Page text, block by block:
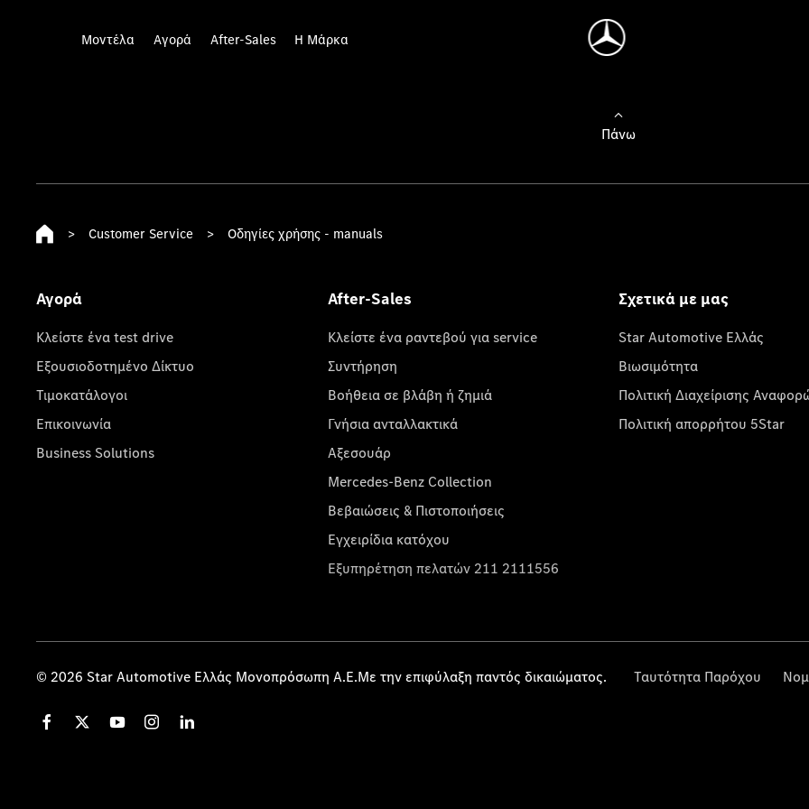
Μοντέλα Αγορά After-Sales Η Μάρκα
Πάνω
> Customer Service > Οδηγίες χρήσης - manuals
Αγορά
Κλείστε ένα test drive
Εξουσιοδοτημένο Δίκτυο
Τιμοκατάλογοι
Επικοινωνία
Business Solutions
After-Sales
Κλείστε ένα ραντεβού για service
Συντήρηση
Βοήθεια σε βλάβη ή ζημιά
Γνήσια ανταλλακτικά
Αξεσουάρ
Mercedes-Benz Collection
Βεβαιώσεις & Πιστοποιήσεις
Εγχειρίδια κατόχου
Εξυπηρέτηση πελατών 211 2111556
Σχετικά με μας
Star Automotive Ελλάς
Βιωσιμότητα
Πολιτική Διαχείρισης
Πολιτική απορρήτου 5Star
© 2026 Star Automotive Ελλάς Μονοπρόσωπη Α.Ε.Με την επιφύλαξη παντός δικαιώματος. Ταυτότητα Παρόχου